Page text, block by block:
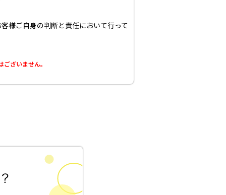
様ご自身の判断と責任において行って
ざいません。